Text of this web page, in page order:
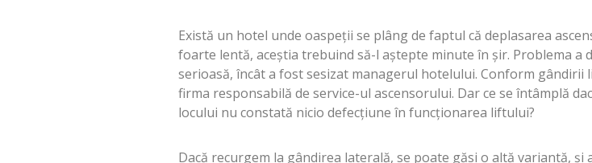
Există un hotel unde oaspeții se plâng de faptul că deplasarea
foarte lentă, aceștia trebuind să-l aștepte minute în șir. Problema a
serioasă, încât a fost sesizat managerul hotelului. Conform gândirii
firma responsabilă de service-ul ascensorului. Dar ce se întâmplă
locului nu constată nicio defecțiune în funcționarea liftului?
Dacă recurgem la gândirea laterală, se poate găsi o altă variantă, și